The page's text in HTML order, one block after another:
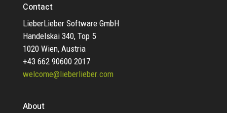
Contact
LieberLieber Software GmbH
Handelskai 340, Top 5
1020 Wien, Austria
+43 662 90600 2017
welcome@lieberlieber.com
About